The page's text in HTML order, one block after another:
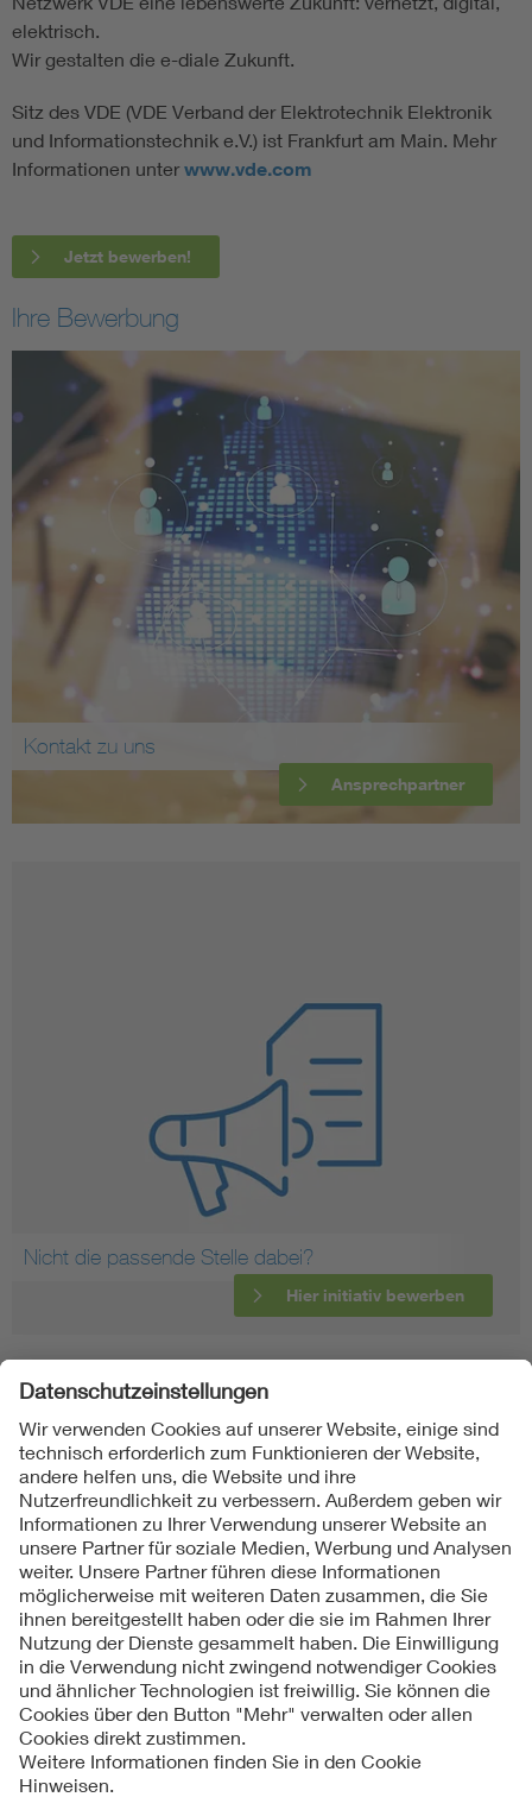
elektrisch.
Wir gestalten die e-diale Zukunft.
Sitz des VDE (VDE Verband der Elektrotechnik Elektronik
und Informationstechnik e.V.) ist Frankfurt am Main. Mehr
Informationen unterwww.vde.com
Jetzt bewerben!
Ihre Bewerbung
Kontakt zu uns
Ansprechpartner
Nicht die passende Stelle dabei?
Hier initiativ bewerben
Folgen Sie uns
Kontakte
Service
Impressum
Datenschutzinformationen